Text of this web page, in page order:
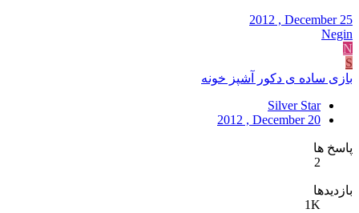
2012 , December 25
Negin
N
S
بازی ساده ی دکور آشپز خونه
Silver Star
2012 , December 20
پاسخ ها
2
بازدیدها
1K